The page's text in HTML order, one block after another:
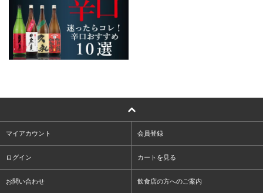
マイアカウント 会員登録
ログイン カートを見る
お問い合わせ 飲食店の方へのご案内